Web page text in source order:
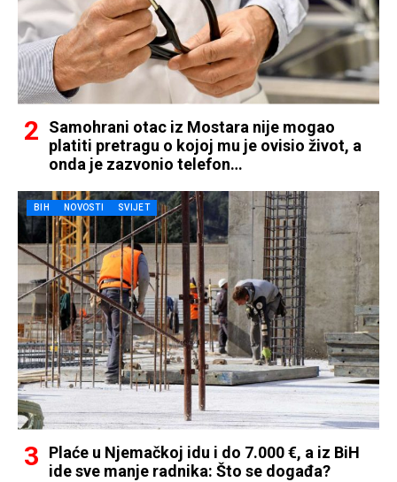
Samohrani otac iz Mostara nije mogao
platiti pretragu o kojoj mu je ovisio život, a
onda je zazvonio telefon…
BIH NOVOSTI SVIJET
Plaće u Njemačkoj idu i do 7.000 €, a iz BiH
ide sve manje radnika: Što se događa?